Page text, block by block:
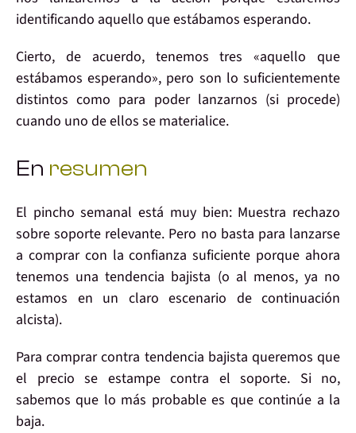
identificando aquello que estábamos esperando.
Cierto, de acuerdo, tenemos tres «aquello que
estábamos esperando», pero son lo suficientemente
distintos como para poder lanzarnos (si procede)
cuando uno de ellos se materialice.
En resumen
El pincho semanal está muy bien: Muestra rechazo
sobresoporte relevante. Pero no basta para lanzarse
a comprar con la confianza suficiente porque ahora
tenemos una tendencia bajista (o al menos, ya no
estamos en un claro escenario de continuación
alcista).
Para comprarcontra tendencia bajista queremos que
el precio se estampe contra el soporte. Si no,
sabemos que lo más probable es que continúe a la
baja.